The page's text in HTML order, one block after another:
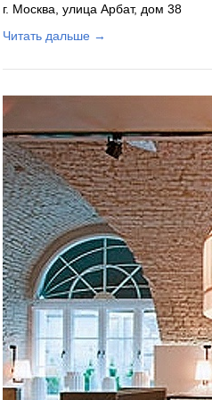
г. Москва, улица Арбат, дом 38
Читать дальше →